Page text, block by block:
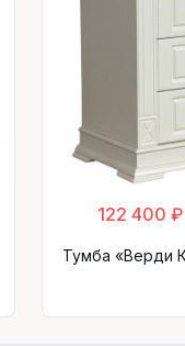
122 400 ₽
Тумба «Верди